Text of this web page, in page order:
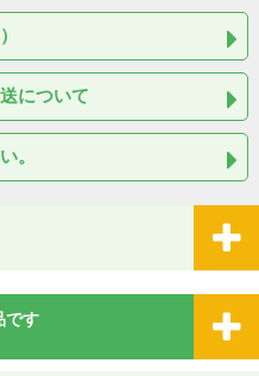
について
。
です